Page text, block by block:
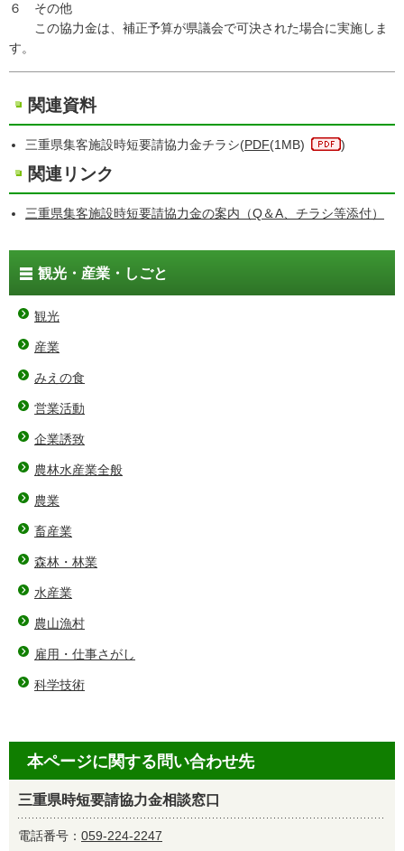
６ その他
この協力金は、補正予算が県議会で可決された場合に実施しま
す。
関連資料
三重県集客施設時短要請協力金チラシ(PDF(1MB) )
関連リンク
三重県集客施設時短要請協力金の案内（Q＆A、チラシ等添付）
観光・産業・しごと
観光
産業
みえの食
営業活動
企業誘致
農林水産業全般
農業
畜産業
森林・林業
水産業
農山漁村
雇用・仕事さがし
科学技術
本ページに関する問い合わせ先
三重県時短要請協力金相談窓口
電話番号： 059-224-2247